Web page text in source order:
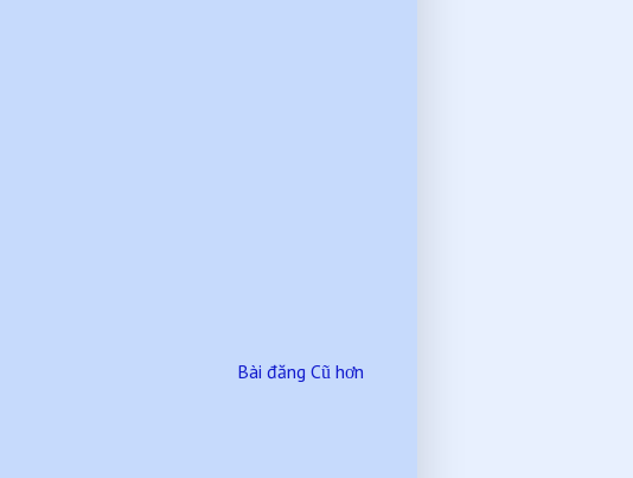
Bài đăng Cũ hơn